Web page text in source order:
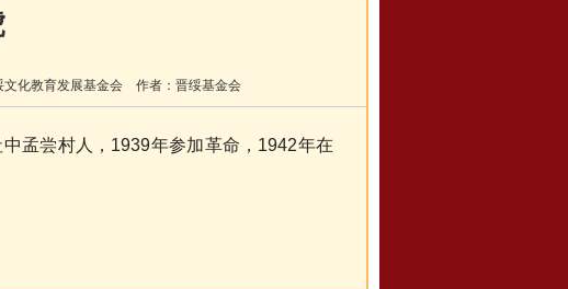
文化教育发展基金会 作者： 晋绥基金会
孟尝村人，1939年参加革命，1942年在